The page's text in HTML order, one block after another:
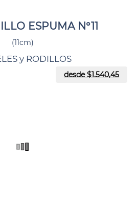
ESPUMA N°11
(11cm)
y RODILLOS
desde $1.540,45